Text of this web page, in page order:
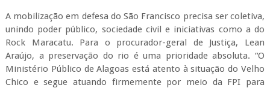
A mobilização em defesa do São Francisco precisa ser coletiva,
unindo poder público, sociedade civil e iniciativas como a do
Rock Maracatu. Para o procurador-geral de Justiça, Lean
Araújo, a preservação do rio é uma prioridade absoluta. “O
Ministério Público de Alagoas está atento à situação do Velho
Chico e segue atuando firmemente por meio da FPI para